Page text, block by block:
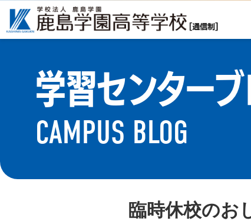
学習センター
CAMPUS BLOG
臨時休校のお